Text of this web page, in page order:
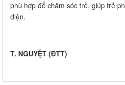
phù hợp để chăm sóc trẻ, giúp trẻ
diện.
T. NGUYỆT (ĐTT)